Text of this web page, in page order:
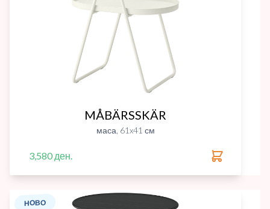
MÅBÄRSSKÄR
маса, 61x41 см
3,580 ден.
НОВО